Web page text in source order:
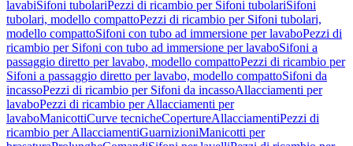
lavabiSifoni tubolariPezzi di ricambio per Sifoni tubolariSifoni
tubolari, modello compattoPezzi di ricambio per Sifoni tubolari,
modello compattoSifoni con tubo ad immersione per lavaboPezzi di
ricambio per Sifoni con tubo ad immersione per lavaboSifoni a
passaggio diretto per lavabo, modello compattoPezzi di ricambio per
Sifoni a passaggio diretto per lavabo, modello compattoSifoni da
incassoPezzi di ricambio per Sifoni da incassoAllacciamenti per
lavaboPezzi di ricambio per Allacciamenti per
lavaboManicottiCurve tecnicheCopertureAllacciamentiPezzi di
ricambio per AllacciamentiGuarnizioniManicotti per